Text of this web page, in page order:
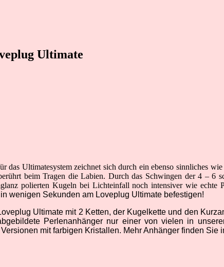
Ultimate
das Ultimatesystem zeichnet sich durch ein ebenso sinnliches
beim Tragen die Labien. Durch das Schwingen der 4 – 6
polierten Kugeln bei Lichteinfall noch intensiver wie echte
wenigen Sekunden am Loveplug Ultimate befestigen!
Ultimate mit 2 Ketten, der Kugelkette und den
Perlenanhänger nur einer von vielen in
mit farbigen Kristallen. Mehr Anhänger finden Sie